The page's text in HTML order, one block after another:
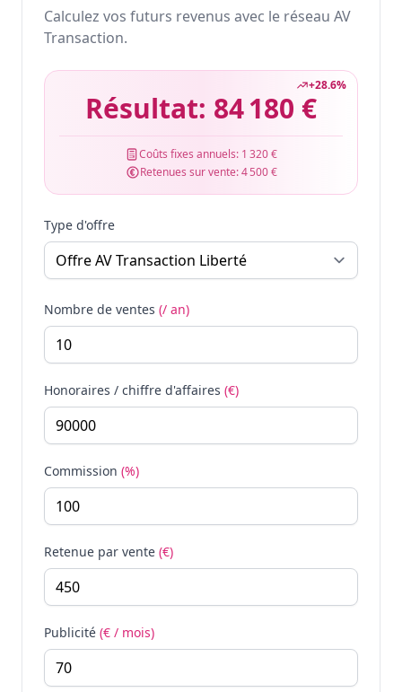
Calculez vos futurs revenus avec le réseau AV
Transaction.
+28.6%
Résultat: 84 180 €
Coûts fixes annuels: 1 320 €
Retenues sur vente:4 500 €
Type d'offre
Nombre de ventes (/ an)
Honoraires / chiffre d'affaires (€)
Commission (%)
Retenue par vente (€)
Publicité (€ / mois)